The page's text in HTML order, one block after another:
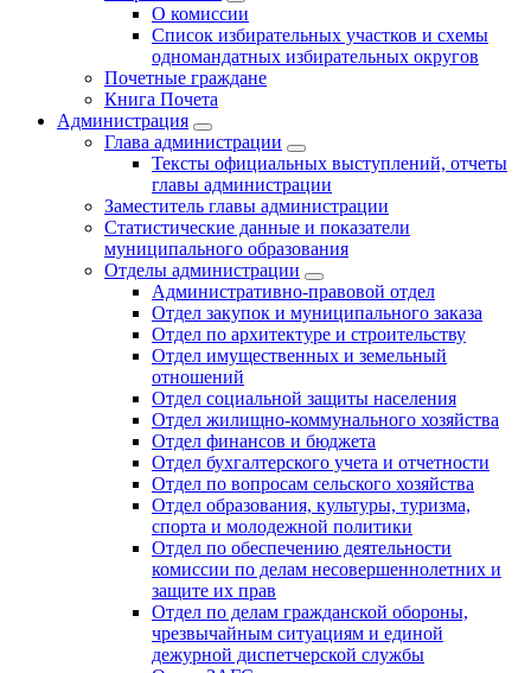
О комиссии
Список избирательных участков и схемы
одномандатных избирательных округов
Почетные граждане
Книга Почета
Администрация
Глава администрации
Тексты официальных выступлений, отчеты
главы администрации
Заместитель главы администрации
Статистические данные и показатели
муниципального образования
Отделы администрации
Административно-правовой отдел
Отдел закупок и муниципального заказа
Отдел по архитектуре и строительству
Отдел имущественных и земельный
отношений
Отдел социальной защиты населения
Отдел жилищно-коммунального хозяйства
Отдел финансов и бюджета
Отдел бухгалтерского учета и отчетности
Отдел по вопросам сельского хозяйства
Отдел образования, культуры, туризма,
спорта и молодежной политики
Отдел по обеспечению деятельности
комиссии по делам несовершеннолетних и
защите их прав
Отдел по делам гражданской обороны,
чрезвычайным ситуациям и единой
дежурной диспетчерской службы